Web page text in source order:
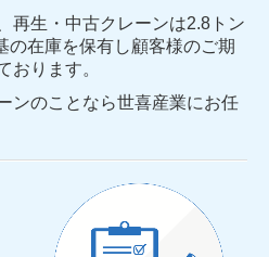
再生・中古クレーンは2.8トン
の在庫を保有し顧客様のご期
おります。
ンのことなら世喜産業にお任